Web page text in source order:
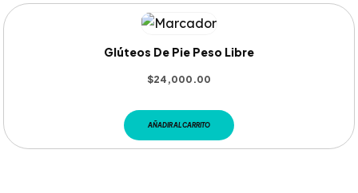
Glúteos De Pie Peso Libre
$24,000.00
AÑADIR AL CARRITO